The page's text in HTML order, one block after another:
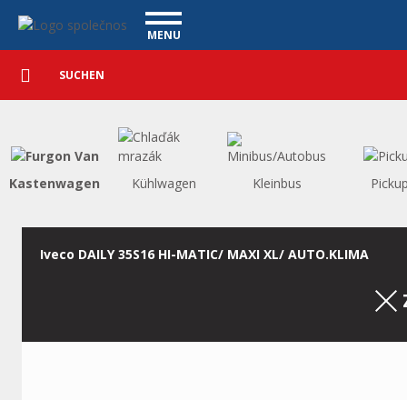
Nutzfahrzeuge - VanscentreNavigace
MENU
NUTZFAHRZEUGE
PERSONENKRAFTWAGEN
WAGENAUSKAUF
WAS BIETEN WIR AN
FINANZIERUNG
UNSERE VIDEOS
Detaillierte
Suche Suchen
Kastenwagen Kühlwagen Kleinbus
Iveco DAILY 35S16 HI-MATIC/ MAXI XL/ AUTO.KLIMA